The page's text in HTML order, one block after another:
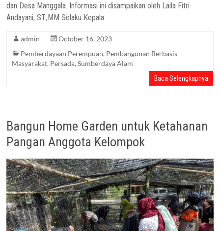
dan Desa Manggala. Informasi ini disampaikan oleh Laila Fitri
Andayani, ST.,MM Selaku Kepala
admin
October 16, 2023
Pemberdayaan Perempuan, Pembangunan Berbasis
Masyarakat, Persada,Sumberdaya Alam
Baca Selengkapnya
Bangun Home Garden untuk Ketahanan
Pangan Anggota Kelompok